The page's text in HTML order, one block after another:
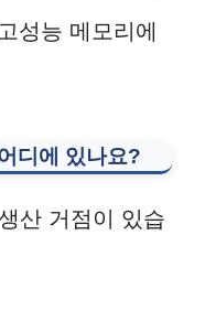
성능 메모리에
디에 있나요?
산 거점이 있습